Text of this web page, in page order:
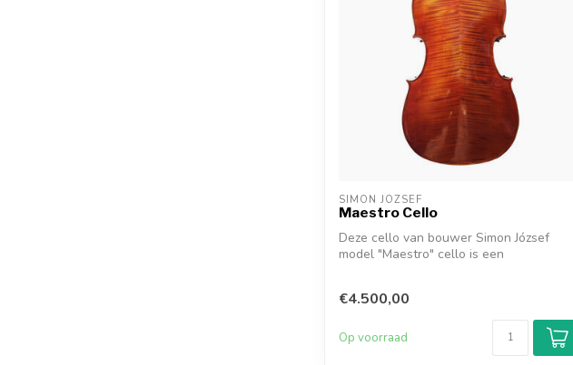
SIMON JOZSEF
Maestro Cello
Deze cello van bouwer Simon József
model "Maestro" cello is een
€4.500,00
Op voorraad